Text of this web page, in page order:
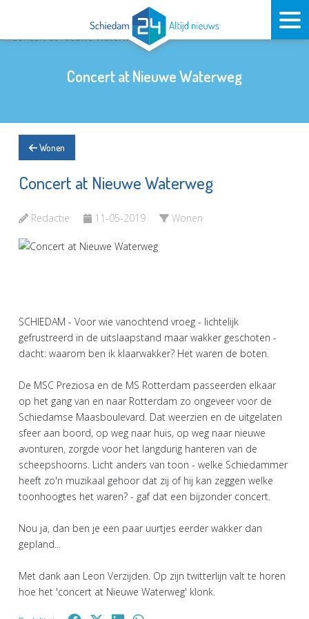
Concert at Nieuwe Waterweg
Wonen
Concert at Nieuwe Waterweg
Redactie 11-05-2019 Wonen
SCHIEDAM - Voor wie vanochtend vroeg - lichtelijk
gefrustreerd in de uitslaapstand maar wakker geschoten -
dacht: waarom ben ik klaarwakker? Het waren de boten.
De MSC Preziosa en de MS Rotterdam passeerden elkaar
op het gang van en naar Rotterdam zo ongeveer voor de
Schiedamse Maasboulevard. Dat weerzien en de uitgelaten
sfeer aan boord, op weg naar huis, op weg naar nieuwe
avonturen, zorgde voor het langdurig hanteren van de
scheepshoorns. Licht anders van toon - welke Schiedammer
heeft zo'n muzikaal gehoor dat zij of hij kan zeggen welke
toonhoogtes het waren? - gaf dat een bijzonder concert.
Nou ja, dan ben je een paar uurtjes eerder wakker dan
gepland...
Met dank aan Leon Verzijden. Op zijn twitterlijn valt te horen
hoe het 'concert at Nieuwe Waterweg' klonk.